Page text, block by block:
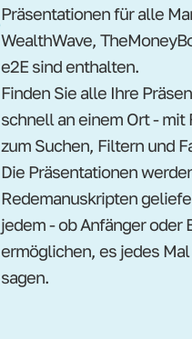
Präsentationen für alle
WealthWave,
e2E sind enthalten.
Finden Sie alle Ihre
schnell an einem Ort - mit
zum Suchen, Filtern und
Die Präsentationen
Redemanuskripten
jedem - ob Anfänger oder
ermöglichen, es jedes
sagen.